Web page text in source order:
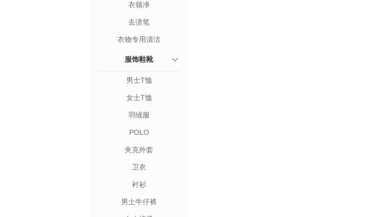
衣领净
去渍笔
衣物专用清洁
服饰鞋靴
男士T恤
女士T恤
羽绒服
POLO
夹克外套
卫衣
衬衫
男士牛仔裤